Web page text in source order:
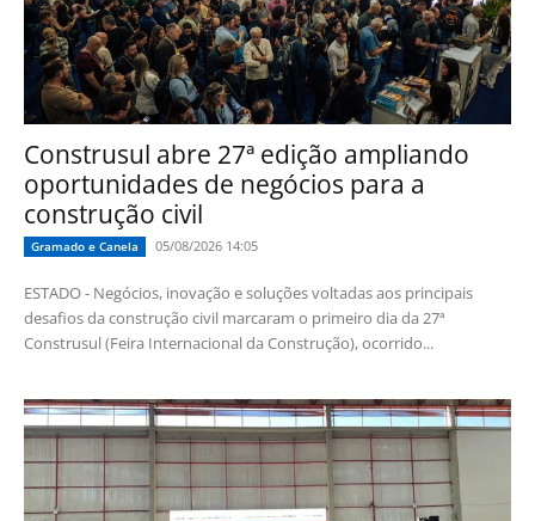
Construsul abre 27ª edição ampliando
oportunidades de negócios para a
construção civil
Gramado e Canela 05/08/2026 14:05
ESTADO - Negócios, inovação e soluções voltadas aos principais
desafios da construção civil marcaram o primeiro dia da 27ª
Construsul (Feira Internacional da Construção), ocorrido...